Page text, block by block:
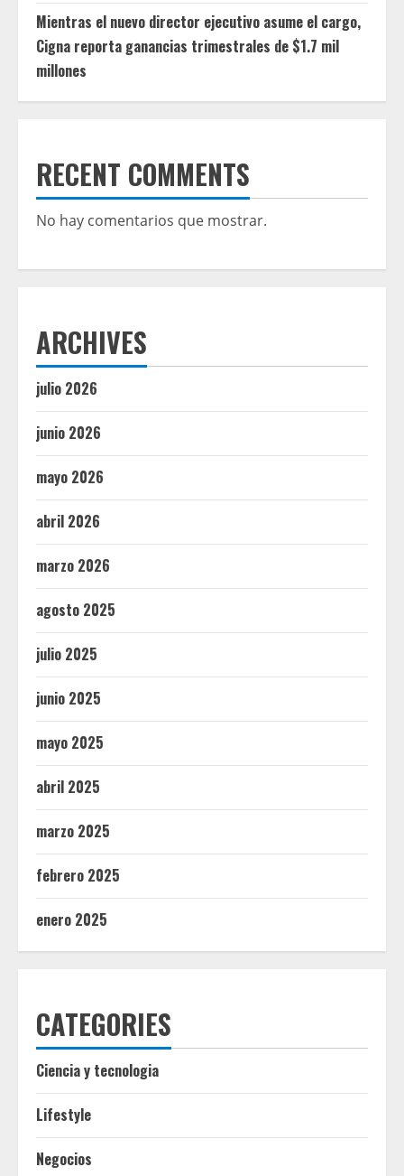
Mientras el nuevo director ejecutivo asume el cargo,
Cigna reporta ganancias trimestrales de $1.7 mil
millones
RECENT COMMENTS
No hay comentarios que mostrar.
ARCHIVES
julio 2026
junio 2026
mayo 2026
abril 2026
marzo 2026
agosto 2025
julio 2025
junio 2025
mayo 2025
abril 2025
marzo 2025
febrero 2025
enero 2025
CATEGORIES
Ciencia y tecnologia
Lifestyle
Negocios